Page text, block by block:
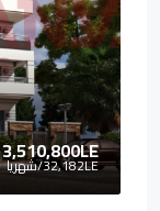
3,510,800LE
32,182LE/شهريا